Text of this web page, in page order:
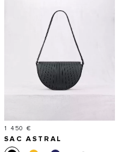
Prix
1 450 €
SAC ASTRAL